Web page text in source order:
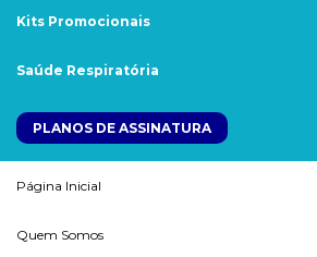
Kits Promocionais
Saúde Respiratória
PLANOS DE ASSINATURA
Página Inicial
Quem Somos